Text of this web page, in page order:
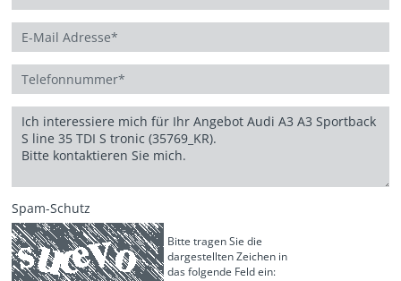
Spam-Schutz
Bitte tragen Sie die
dargestellten Zeichen in
das folgende Feld ein: